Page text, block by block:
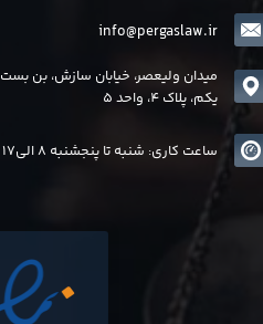
info@pergaslaw.ir
میدان ولیعصر، خیابان سازش، بن بست
یکم، پلاک 4، واحد 5
ساعت کاری: شنبه تا پنجشنبه 8 الی17